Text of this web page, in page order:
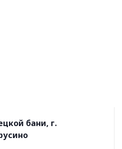
бани, г.